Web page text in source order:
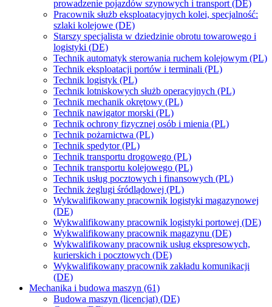
prowadzenie pojazdów szynowych i transport (DE)
Pracownik służb eksploatacyjnych kolei, specjalność:
szlaki kolejowe (DE)
Starszy specjalista w dziedzinie obrotu towarowego i
logistyki (DE)
Technik automatyk sterowania ruchem kolejowym (PL)
Technik eksploatacji portów i terminali (PL)
Technik logistyk (PL)
Technik lotniskowych służb operacyjnych (PL)
Technik mechanik okrętowy (PL)
Technik nawigator morski (PL)
Technik ochrony fizycznej osób i mienia (PL)
Technik pożarnictwa (PL)
Technik spedytor (PL)
Technik transportu drogowego (PL)
Technik transportu kolejowego (PL)
Technik usług pocztowych i finansowych (PL)
Technik żeglugi śródlądowej (PL)
Wykwalifikowany pracownik logistyki magazynowej
(DE)
Wykwalifikowany pracownik logistyki portowej (DE)
Wykwalifikowany pracownik magazynu (DE)
Wykwalifikowany pracownik usług ekspresowych,
kurierskich i pocztowych (DE)
Wykwalifikowany pracownik zakładu komunikacji
(DE)
Mechanika i budowa maszyn (61)
Budowa maszyn (licencjat) (DE)